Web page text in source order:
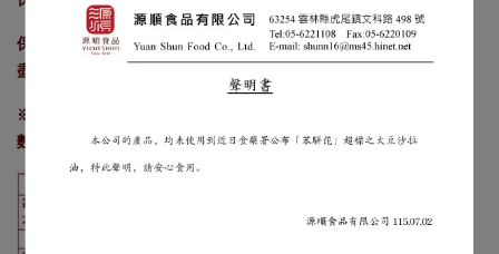
保存方式：避免陽光直射及高溫潮濕，開封後請確實密封鏈袋，並
盡快食用完畢。
※本產品之生產廠房亦有生產花生、芝麻、大豆、堅果、牛奶、含
麩質之穀物及其製品。